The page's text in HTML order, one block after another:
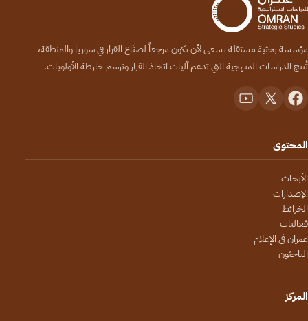
مؤسسة بحثية مستقلة تسعى لأن تكون مرجعاً لصنّاع القرار في سوريا والمنطقة،
تُنتج الدراسات المنهجية التي تدعم آليات اتخاذ القرار وترسم خارطة الأولويات.
المحتوى
الأبحاث
الإصدارات
الخرائط
فعاليات
عمران في الإعلام
الباحثون
المركز